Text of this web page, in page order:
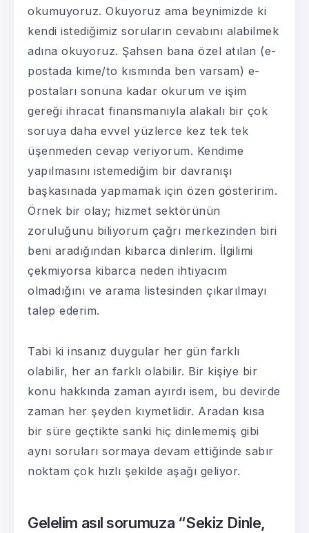
okumuyoruz. Okuyoruz ama beynimizde ki
kendi istediğimiz soruların cevabını alabilmek
adına okuyoruz. Şahsen bana özel atılan (e-
postada kime/to kısmında ben varsam) e-
postaları sonuna kadar okurum ve işim
gereği ihracat finansmanıyla alakalı bir çok
soruya daha evvel yüzlerce kez tek tek
üşenmeden cevap veriyorum. Kendime
yapılmasını istemediğim bir davranışı
başkasınada yapmamak için özen gösteririm.
Örnek bir olay; hizmet sektörünün
zoruluğunu biliyorum çağrı merkezinden biri
beni aradığından kibarca dinlerim. İlgilimi
çekmiyorsa kibarca neden ihtiyacım
olmadığını ve arama listesinden çıkarılmayı
talep ederim.
Tabi ki insanız duygular her gün farklı
olabilir, her an farklı olabilir. Bir kişiye bir
konu hakkında zaman ayırdı isem, bu devirde
zaman her şeyden kıymetlidir. Aradan kısa
bir süre geçtikte sanki hiç dinlememiş gibi
aynı soruları sormaya devam ettiğinde sabır
noktam çok hızlı şekilde aşağı geliyor.
Gelelim asıl sorumuza “Sekiz Dinle,